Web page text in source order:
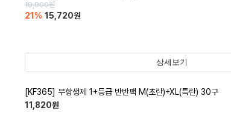
19,900원
21 % 15,720원
상세보기
[KF365] 무항생제 1+등급 반반팩 M(초란)+XL(특란) 30구
11,820원